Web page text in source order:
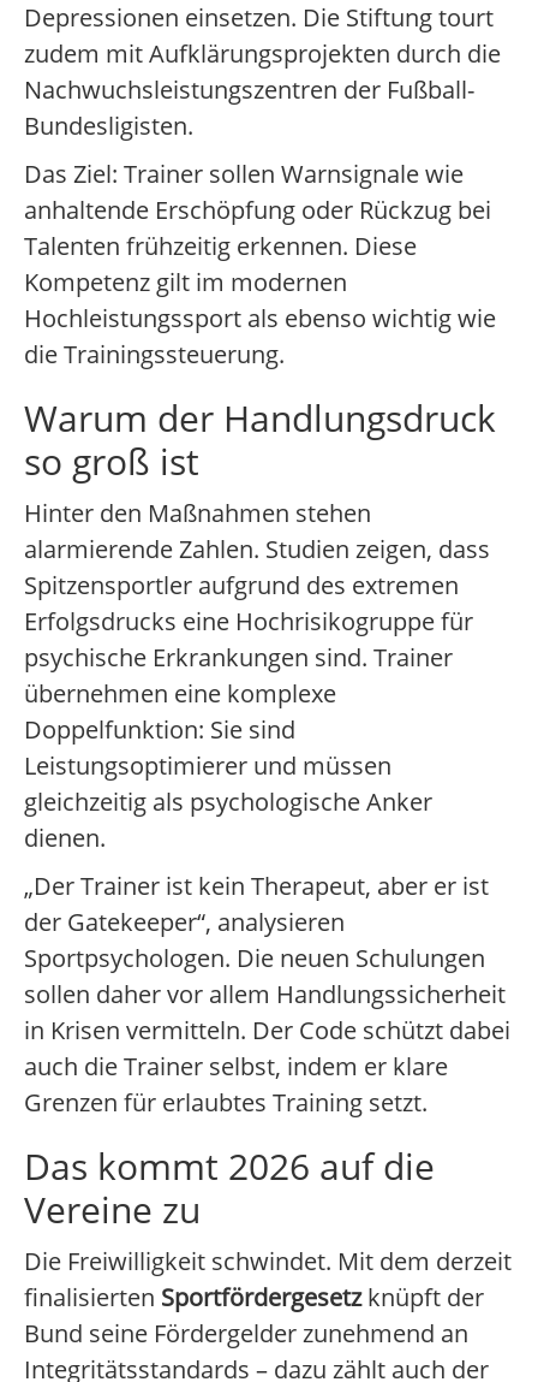
Depressionen einsetzen. Die Stiftung tourt
zudem mit Aufklärungsprojekten durch die
Nachwuchsleistungszentren der Fußball-
Bundesligisten.
Das Ziel: Trainer sollen Warnsignale wie
anhaltende Erschöpfung oder Rückzug bei
Talenten frühzeitig erkennen. Diese
Kompetenz gilt im modernen
Hochleistungssport als ebenso wichtig wie
die Trainingssteuerung.
Warum der Handlungsdruck
so groß ist
Hinter den Maßnahmen stehen
alarmierende Zahlen. Studien zeigen, dass
Spitzensportler aufgrund des extremen
Erfolgsdrucks eine Hochrisikogruppe für
psychische Erkrankungen sind. Trainer
übernehmen eine komplexe
Doppelfunktion: Sie sind
Leistungsoptimierer und müssen
gleichzeitig als psychologische Anker
dienen.
„Der Trainer ist kein Therapeut, aber er ist
der Gatekeeper“, analysieren
Sportpsychologen. Die neuen Schulungen
sollen daher vor allem Handlungssicherheit
in Krisen vermitteln. Der Code schützt dabei
auch die Trainer selbst, indem er klare
Grenzen für erlaubtes Training setzt.
Das kommt 2026 auf die
Vereine zu
Die Freiwilligkeit schwindet. Mit dem derzeit
finalisierten Sportfördergesetzknüpft der
Bund seine Fördergelder zunehmend an
Integritätsstandards – dazu zählt auch der